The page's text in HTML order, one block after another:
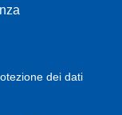
dei dati